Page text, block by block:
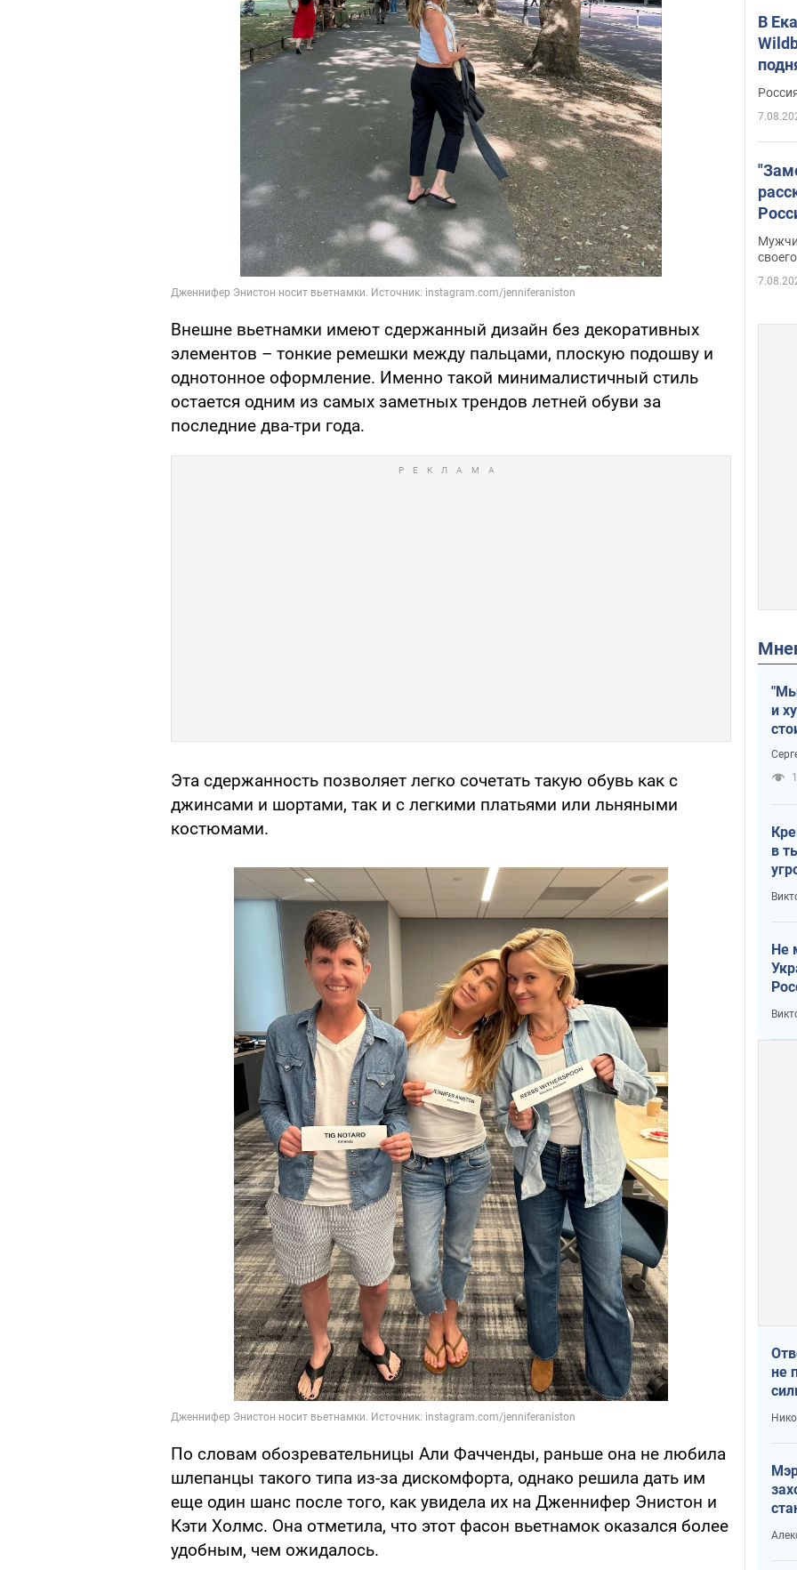
Внешне вьетнамки имеют сдержанный дизайн без декоративных
элементов – тонкие ремешки между пальцами, плоскую подошву и
однотонное оформление. Именно такой минималистичный стиль
остается одним из самых заметных трендов летней обуви за
последние два-три года.
Эта сдержанность позволяет легко сочетать такую обувь как с
джинсами и шортами, так и с легкими платьями или льняными
костюмами.
По словам обозревательницы Али Фачченды, раньше она не любила
шлепанцы такого типа из-за дискомфорта, однако решила дать им
еще один шанс после того, как увидела их на Дженнифер Энистон и
Кэти Холмс. Она отметила, что этот фасон вьетнамок оказался более
удобным, чем ожидалось.
В
Фото
и
в
Не
не
и